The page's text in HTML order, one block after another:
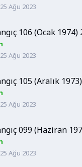
25 Ağu 2023
106 (Ocak 1974)
25 Ağu 2023
105 (Aralık
25 Ağu 2023
099 (Haziran
25 Ağu 2023